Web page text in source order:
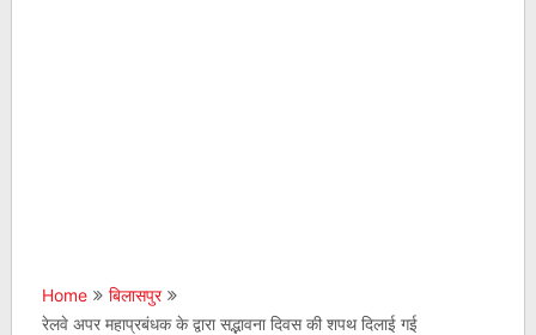
Home
बिलासपुर
रेलवे अपर महाप्रबंधक के द्वारा सद्भावना दिवस की शपथ दिलाई गई